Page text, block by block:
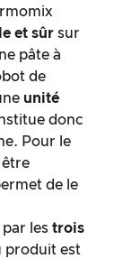
et sûr sur
pâte à
de
unité
donc
Pour le
être
de le
les trois
produit est